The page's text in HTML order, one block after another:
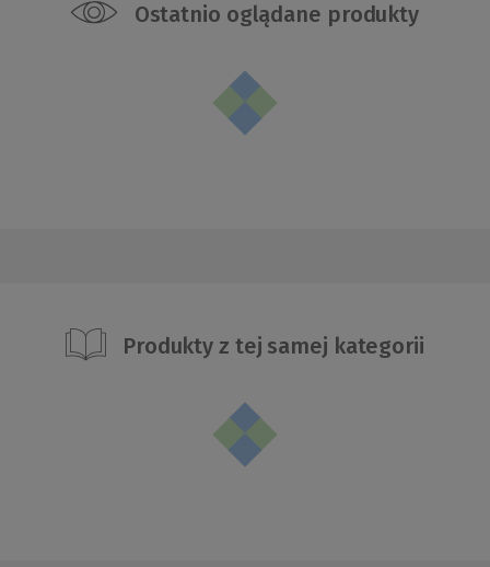
Ostatnio oglądane produkty
Produkty z tej samej kategorii